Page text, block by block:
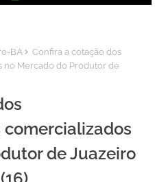
BA
Confira a cotação dos
Mercado do Produtor de
de Juazeiro